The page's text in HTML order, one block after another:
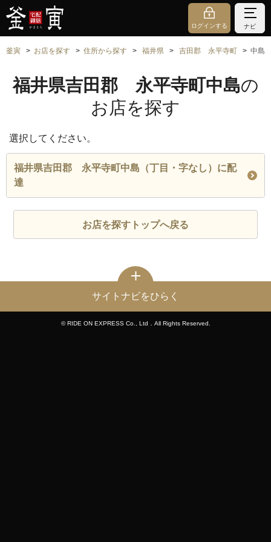
ログインする ナビ
釜寅 お店を探す 住所から探す 福井県 吉田郡 永平寺町 中島
福井県吉田郡 永平寺町中島の
お店を探す
選択してください。
福井県吉田郡 永平寺町中島（丁目・字なし）に配
達
お店を探すトップへ戻る
サイトナビをひらく
© RIDE ON EXPRESS Co., Ltd．All Rights Reserved.